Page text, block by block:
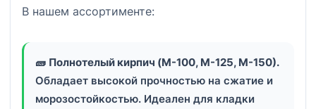
В нашем ассортименте:
🧱 Полнотелый кирпич (М-100, М-125, М-150).
Обладает высокой прочностью на сжатие и
морозостойкостью. Идеален для кладки